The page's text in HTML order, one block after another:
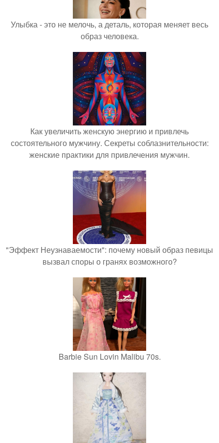
Улыбка - это не мелочь, а деталь, которая меняет весь
образ человека.
Как увеличить женскую энергию и привлечь
состоятельного мужчину. Секреты соблазнительности:
женские практики для привлечения мужчин.
"Эффект Неузнаваемости": почему новый образ певицы
вызвал споры о гранях возможного?
Barbie Sun Lovin Malibu 70s.